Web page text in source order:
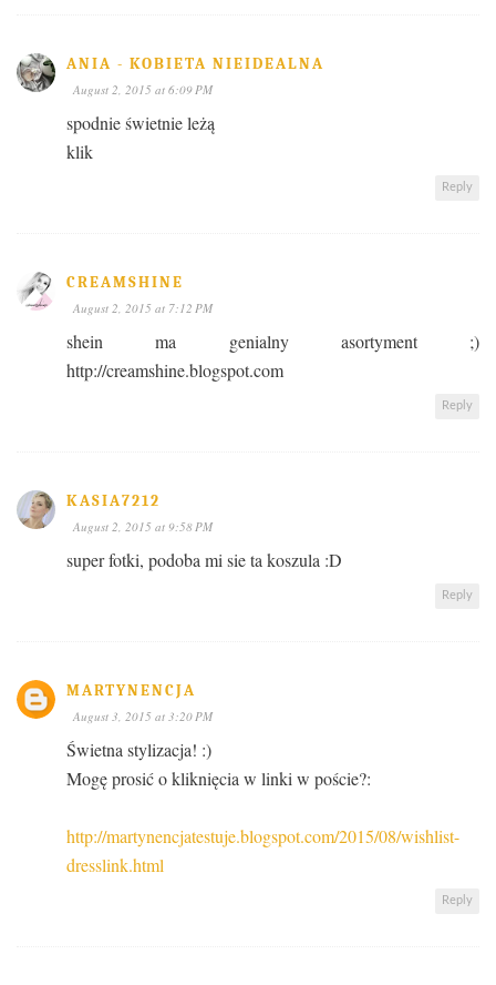
ANIA - KOBIETA NIEIDEALNA
August 2, 2015 at 6:09 PM
spodnie świetnie leżą
klik
Reply
CREAMSHINE
August 2, 2015 at 7:12 PM
shein ma genialny asortyment ;)
http://creamshine.blogspot.com
Reply
KASIA7212
August 2, 2015 at 9:58 PM
super fotki, podoba mi sie ta koszula :D
Reply
MARTYNENCJA
August 3, 2015 at 3:20 PM
Świetna stylizacja! :)
Mogę prosić o kliknięcia w linki w poście?:
http://martynencjatestuje.blogspot.com/2015/08/wishlist-
dresslink.html
Reply